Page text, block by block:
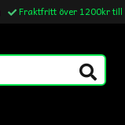
Fraktfritt över 1200kr till